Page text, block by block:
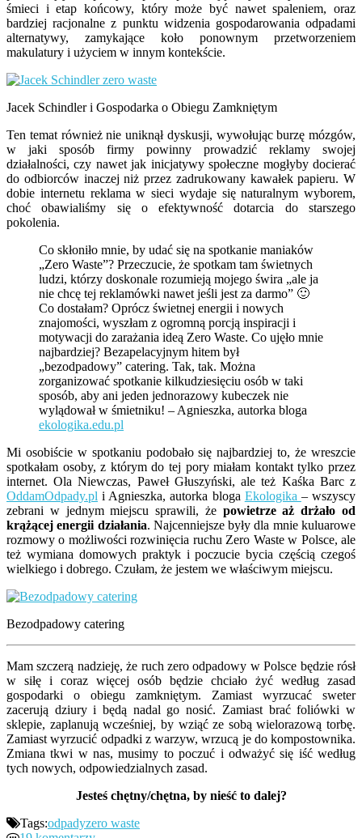
śmieci i etap końcowy, który może być nawet spaleniem, oraz
bardziej racjonalne z punktu widzenia gospodarowania odpadami
alternatywy, zamykające koło ponownym przetworzeniem
makulatury i użyciem w innym kontekście.
Jacek Schindler i Gospodarka o Obiegu Zamkniętym
Ten temat również nie uniknął dyskusji, wywołując burzę mózgów,
w jaki sposób firmy powinny prowadzić reklamy swojej
działalności, czy nawet jak inicjatywy społeczne mogłyby docierać
do odbiorców inaczej niż przez zadrukowany kawałek papieru. W
dobie internetu reklama w sieci wydaje się naturalnym wyborem,
choć obawialiśmy się o efektywność dotarcia do starszego
pokolenia.
Co skłoniło mnie, by udać się na spotkanie maniaków
„Zero Waste”? Przeczucie, że spotkam tam świetnych
ludzi, którzy doskonale rozumieją mojego świra „ale ja
nie chcę tej reklamówki nawet jeśli jest za darmo” 🙂
Co dostałam? Oprócz świetnej energii i nowych
znajomości, wyszłam z ogromną porcją inspiracji i
motywacji do zarażania ideą Zero Waste. Co ujęło mnie
najbardziej? Bezapelacyjnym hitem był
„bezodpadowy” catering. Tak, tak. Można
zorganizować spotkanie kilkudziesięciu osób w taki
sposób, aby ani jeden jednorazowy kubeczek nie
wylądował w śmietniku! – Agnieszka, autorka bloga
ekologika.edu.pl
Mi osobiście w spotkaniu podobało się najbardziej to, że wreszcie
spotkałam osoby, z którym do tej pory miałam kontakt tylko przez
internet. Ola Niewczas, Paweł Głuszyński, ale też Kaśka Barc z
OddamOdpady.pl i Agnieszka, autorka bloga Ekologika – wszyscy
zebrani w jednym miejscu sprawili, że powietrze aż drżało od
krążącej energii działania. Najcenniejsze były dla mnie kuluarowe
rozmowy o możliwości rozwinięcia ruchu Zero Waste w Polsce, ale
też wymiana domowych praktyk i poczucie bycia częścią czegoś
wielkiego i dobrego. Czułam, że jestem we właściwym miejscu.
Bezodpadowy catering
Mam szczerą nadzieję, że ruch zero odpadowy w Polsce będzie rósł
w siłę i coraz więcej osób będzie chciało żyć według zasad
gospodarki o obiegu zamkniętym. Zamiast wyrzucać sweter
zacerują dziury i będą nadal go nosić. Zamiast brać foliówki w
sklepie, zaplanują wcześniej, by wziąć ze sobą wielorazową torbę.
Zamiast wyrzucić odpadki z warzyw, wrzucą je do kompostownika.
Zmiana tkwi w nas, musimy to poczuć i odważyć się iść według
tych nowych, odpowiedzialnych zasad.
Jesteś chętny/chętna, by nieść to dalej?
Tags:odpadyzero waste